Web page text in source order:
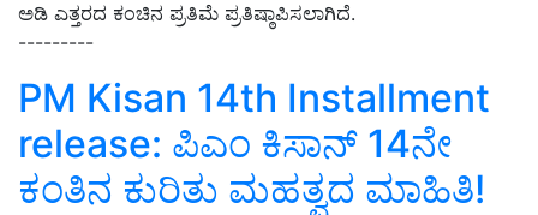
ಅಡಿ ಎತ್ತರದ ಕಂಚಿನ ಪ್ರತಿಮೆ‌ ಪ್ರತಿಷ್ಠಾಪಿಸಲಾಗಿದೆ.
---------
PM Kisan 14th Installment
release: ಪಿಎಂ ಕಿಸಾನ್‌ 14ನೇ
ಕಂತಿನ ಕುರಿತು ಮಹತ್ವದ ಮಾಹಿತಿ!